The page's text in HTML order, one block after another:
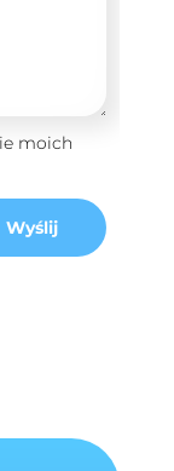
moich
Wyślij